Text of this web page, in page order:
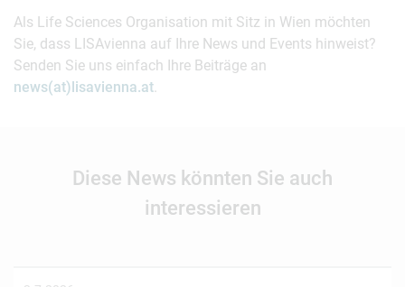
Als Life Sciences Organisation mit Sitz in Wien möchten
Sie, dass LISAvienna auf Ihre News und Events hinweist?
Senden Sie uns einfach Ihre Beiträge an
news(at)lisavienna.at.
Diese News könnten Sie auch
interessieren